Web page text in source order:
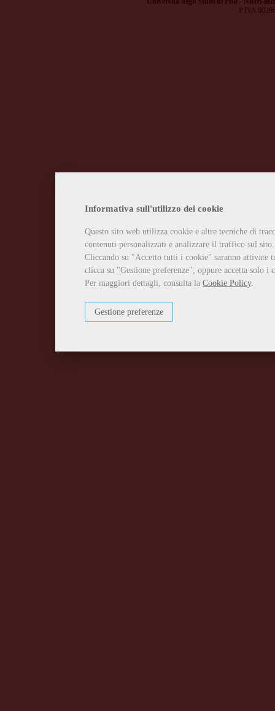
Informativa sull'utilizzo dei cookie
Questo sito web utilizza cookie e altre tecniche di
contenuti personalizzati e analizzare il traffico sul sito.
Cliccando su "Accetto tutti i cookie" saranno attivate
clicca su "Gestione preferenze", oppure accetta solo
Per maggiori dettagli, consulta la Cookie Policy.
Gestione preferenze
P.IVA